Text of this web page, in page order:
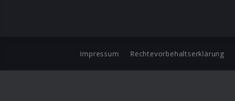
Impressum Rechtevorbehaltserklärung